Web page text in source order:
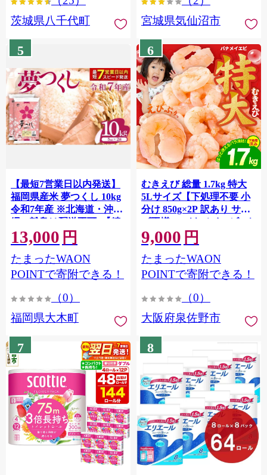
茨城県八千代町
宮城県気仙沼市
5
【最短7営業日以内発送】
福岡県産米 夢つくし 10kg
令和7年産 ※北海道・沖
縄・離島は配送不可 |【精
米 単一米 単一原料米 7年
産 国産 お米 ブランド米
5kg × 2 ゆめつくし】
CY009_01
13,000 円
たまったWAON
POINTで寄附できる！
（0）
福岡県大木町
6
むきえび 総量 1.7kg 特大
5Lサイズ【下処理不要 小
分け 850g×2P 訳あり サイ
ズ不揃い バナメイエビ バ
ラ凍結】 G4142
9,000 円
たまったWAON
POINTで寄附できる！
（0）
大阪府泉佐野市
7 8